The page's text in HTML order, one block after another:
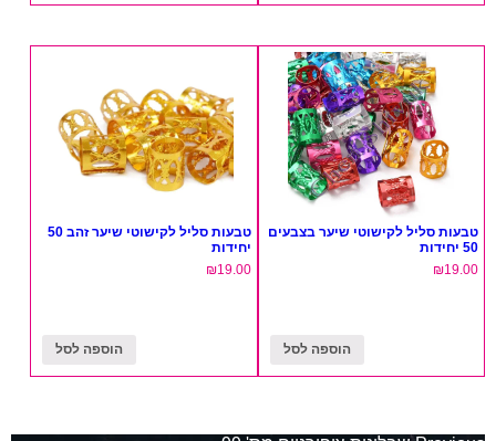
טבעות סליל לקישוטי שיער בצבעים
50 יחידות
₪19.00
הוספה לסל
טבעות סליל לקישוטי שיער זהב 50
יחידות
₪19.00
הוספה לסל